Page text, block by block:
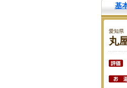
基
愛知県
丸